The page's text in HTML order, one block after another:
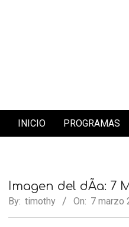
Secondary
INICIO PROGRAMAS
Imagen del dÃ­a: 7
By: timothy On: 7 marzo